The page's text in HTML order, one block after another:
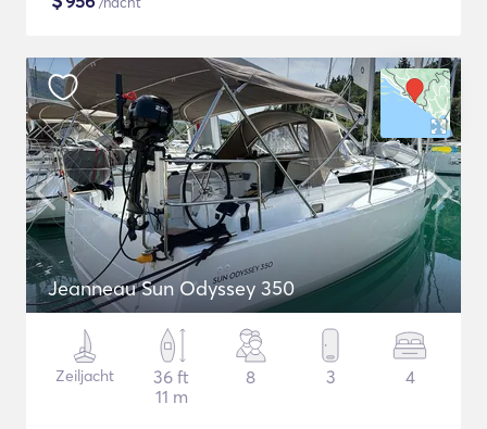
Jeanneau Sun Odyssey 350
Zeiljacht
36 ft
11 m
8 3 4